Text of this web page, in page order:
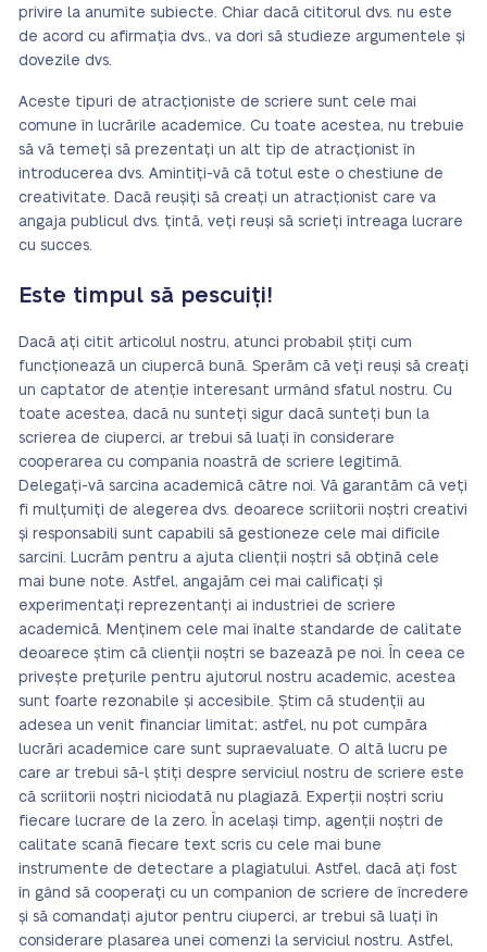
privire la anumite subiecte. Chiar dacă cititorul dvs. nu este
de acord cu afirmația dvs., va dori să studieze argumentele și
dovezile dvs.
Aceste tipuri de atracționiste de scriere sunt cele mai
comune în lucrările academice. Cu toate acestea, nu trebuie
să vă temeți să prezentați un alt tip de atracționist în
introducerea dvs. Amintiți-vă că totul este o chestiune de
creativitate. Dacă reușiți să creați un atracționist care va
angaja publicul dvs. țintă, veți reuși să scrieți întreaga lucrare
cu succes.
Este timpul să pescuiți!
Dacă ați citit articolul nostru, atunci probabil știți cum
funcționează un ciupercă bună. Sperăm că veți reuși să creați
un captator de atenție interesant urmând sfatul nostru. Cu
toate acestea, dacă nu sunteți sigur dacă sunteți bun la
scrierea de ciuperci, ar trebui să luați în considerare
cooperarea cu compania noastră de scriere legitimă.
Delegați-vă sarcina academică către noi. Vă garantăm că veți
fi mulțumiți de alegerea dvs. deoarece scriitorii noștri creativi
și responsabili sunt capabili să gestioneze cele mai dificile
sarcini. Lucrăm pentru a ajuta clienții noștri să obțină cele
mai bune note. Astfel, angajăm cei mai calificați și
experimentați reprezentanți ai industriei de scriere
academică. Menținem cele mai înalte standarde de calitate
deoarece știm că clienții noștri se bazează pe noi. În ceea ce
privește prețurile pentru ajutorul nostru academic, acestea
sunt foarte rezonabile și accesibile. Știm că studenții au
adesea un venit financiar limitat; astfel, nu pot cumpăra
lucrări academice care sunt supraevaluate. O altă lucru pe
care ar trebui să-l știți despre serviciul nostru de scriere este
că scriitorii noștri niciodată nu plagiază. Experții noștri scriu
fiecare lucrare de la zero. În același timp, agenții noștri de
calitate scană fiecare text scris cu cele mai bune
instrumente de detectare a plagiatului. Astfel, dacă ați fost
în gând să cooperați cu un companion de scriere de încredere
și să comandați ajutor pentru ciuperci, ar trebui să luați în
considerare plasarea unei comenzi la serviciul nostru. Astfel,